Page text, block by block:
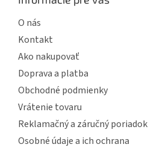
O nás
Kontakt
Ako nakupovať
Doprava a platba
Obchodné podmienky
Vrátenie tovaru
Reklamačný a záručný poriadok
Osobné údaje a ich ochrana